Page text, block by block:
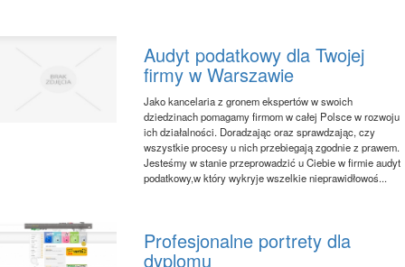
Audyt podatkowy dla Twojej
firmy w Warszawie
Jako kancelaria z gronem ekspertów w swoich
dziedzinach pomagamy firmom w całej Polsce w rozwoju
ich działalności. Doradzając oraz sprawdzając, czy
wszystkie procesy u nich przebiegają zgodnie z prawem.
Jesteśmy w stanie przeprowadzić u Ciebie w firmie audyt
podatkowy,w który wykryje wszelkie nieprawidłowoś...
Profesjonalne portrety dla
dyplomu